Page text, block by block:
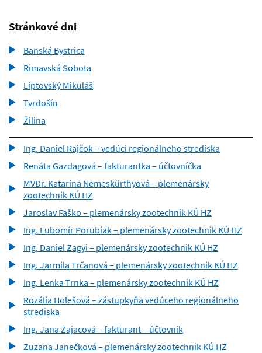
Stránkové dni
Banská Bystrica
Rimavská Sobota
Liptovský Mikuláš
Tvrdošín
Žilina
Ing. Daniel Rajčok – vedúci regionálneho strediska
Renáta Gazdagová – fakturantka – účtovníčka
MVDr. Katarína Nemeskürthyová – plemenársky
zootechnik KÚ HZ
Jaroslav Faško – plemenársky zootechnik KÚ HZ
Ing. Ľubomír Porubiak – plemenársky zootechnik KÚ HZ
Ing. Daniel Zagyi – plemenársky zootechnik KÚ HZ
Ing. Jarmila Trčanová – plemenársky zootechnik KÚ HZ
Ing. Lenka Trnka – plemenársky zootechnik KÚ HZ
Rozália Holešová – zástupkyňa vedúceho regionálneho
strediska
Ing. Jana Zajacová – fakturant – účtovník
Zuzana Janečková – plemenársky zootechnik KÚ HZ